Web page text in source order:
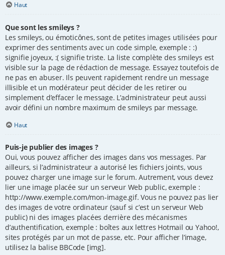
Haut
Que sont les smileys ?
Les smileys, ou émoticônes, sont de petites images utilisées pour
exprimer des sentiments avec un code simple, exemple : :)
signifie joyeux, :( signifie triste. La liste complète des smileys est
visible sur la page de rédaction de message. Essayez toutefois de
ne pas en abuser. Ils peuvent rapidement rendre un message
illisible et un modérateur peut décider de les retirer ou
simplement d’effacer le message. L’administrateur peut aussi
avoir défini un nombre maximum de smileys par message.
Haut
Puis-je publier des images ?
Oui, vous pouvez afficher des images dans vos messages. Par
ailleurs, si l’administrateur a autorisé les fichiers joints, vous
pouvez charger une image sur le forum. Autrement, vous devez
lier une image placée sur un serveur Web public, exemple :
http://www.exemple.com/mon-image.gif. Vous ne pouvez pas lier
des images de votre ordinateur (sauf si c’est un serveur Web
public) ni des images placées derrière des mécanismes
d’authentification, exemple : boîtes aux lettres Hotmail ou Yahoo!,
sites protégés par un mot de passe, etc. Pour afficher l’image,
utilisez la balise BBCode [img].